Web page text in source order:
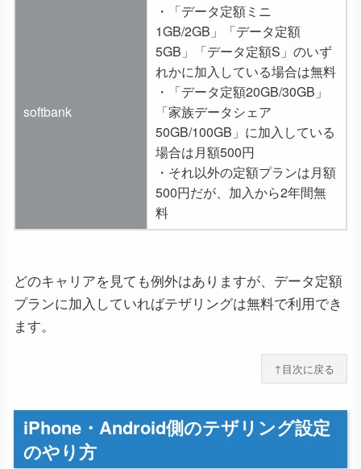
softbank
・「データ定額ミニ
1GB/2GB」「データ定額
5GB」「データ定額S」のいず
れかに加入している場合は無料
・「データ定額20GB/30GB」
「家族データシェア
50GB/100GB」に加入している
場合は月額500円
・それ以外の定額プランは月額
500円だが、加入から2年間無
料
どのキャリアを見ても例外はありますが、データ定額
プランに加入していればテザリングは無料で利用でき
ます。
↑目次に戻る
iPhone・Android側のテザリング設定
のやり方